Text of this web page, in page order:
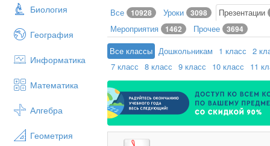
Биология
География
Информатика
Математика
Алгебра
Геометрия
Все 10928 Уроки 3098
Презентации
Мероприятия 1462 Прочее 3694
Все классы Дошкольникам 1 класс 2
7 класс 8 класс 9 класс 10 класс 11